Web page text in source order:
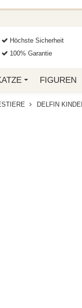
Höchste Sicherheit
100% Garantie
FIGUREN
DELFIN